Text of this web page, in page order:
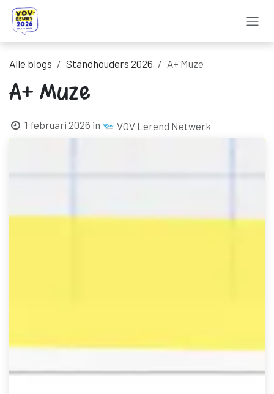
Overslaan naar inhoud
Alle blogs Standhouders 2026 A+ Muze
A+ Muze
1 februari 2026 in VOV Lerend Netwerk